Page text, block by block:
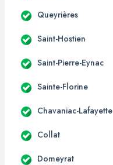
Queyrières
Saint-Hostien
Saint-Pierre-Eynac
Sainte-Florine
Chavaniac-Lafayette
Collat
Domeyrat